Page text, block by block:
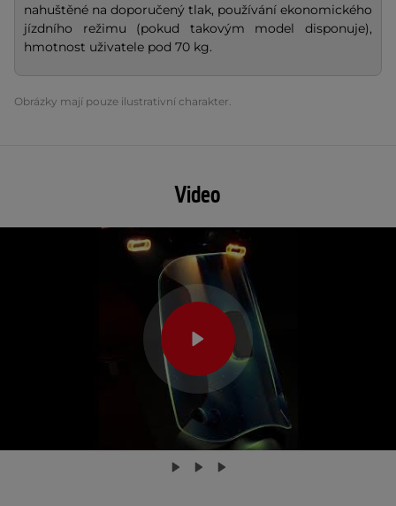
nahuštěné na doporučený tlak, používání ekonomického
jízdního režimu (pokud takovým model disponuje),
hmotnost uživatele pod 70 kg.
Obrázky mají pouze ilustrativní charakter.
Video